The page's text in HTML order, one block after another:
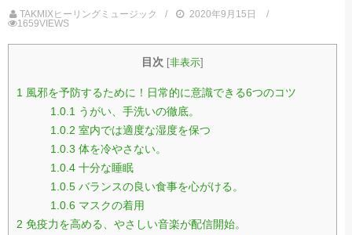
自然
お問い合わせ
運営会社
TAKMIXヒーリングミュージック
2020年9月15日
1659VIEWS
目次 [非表示]
1
風邪を予防するために！日常的に意識できる6つのコツ
1.0.1 うがい、手洗いの徹底。
1.0.2 室内では適度な湿度を保つ
1.0.3 体を冷やさない。
1.0.4十分な睡眠
1.0.5バランスの良い食事を心がける。
1.0.6マスクの着用
2 免疫力を高める、やさしい音楽が配信開始。